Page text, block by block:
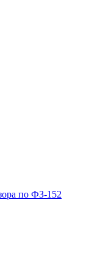
по ФЗ-152